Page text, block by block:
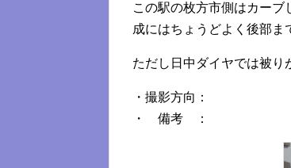
この駅の枚方市側はカー
成にはちょうどよく後部ま
ただし日中ダイヤでは被り
・撮影方向：
・ 備考 ：